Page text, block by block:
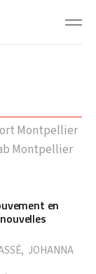
Montpellier
Montpellier
en
, JOHANNA